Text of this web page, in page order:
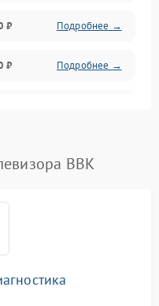
₽ Подробнее →
₽ Подробнее →
BBK